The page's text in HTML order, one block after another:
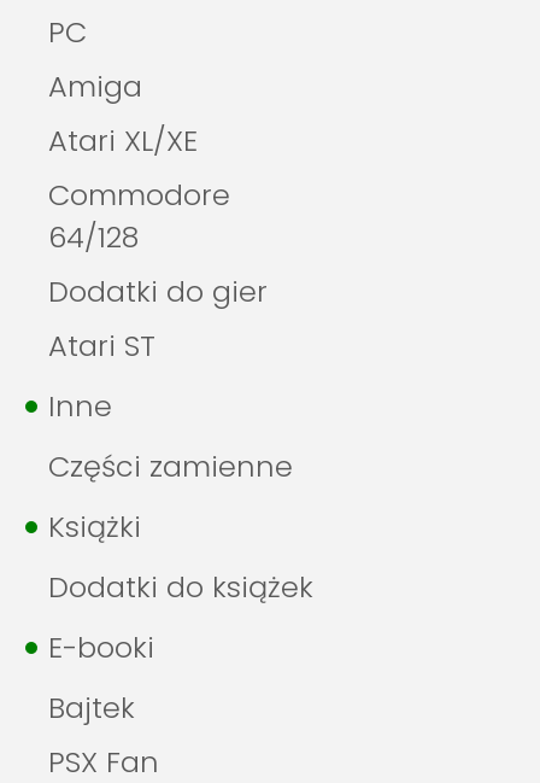
PC
Amiga
Atari XL/XE
Commodore
64/128
Dodatki do gier
Atari ST
Inne
Części zamienne
Książki
Dodatki do książek
E-booki
Bajtek
PSX Fan